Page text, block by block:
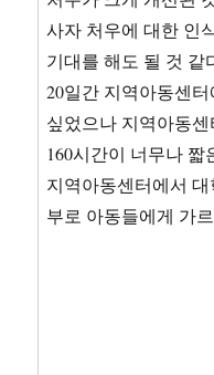
사자 처우에 대한 인
기대를 해도 될 것 같
20일간 지역아동센
싶었으나 지역아동
160시간이 너무나
지역아동센터에서
부로 아동들에게 가